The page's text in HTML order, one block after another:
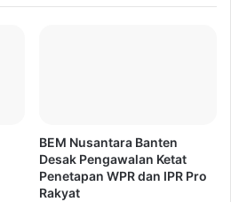
BEM Nusantara Banten
Desak Pengawalan Ketat
Penetapan WPR dan IPR Pro
Rakyat